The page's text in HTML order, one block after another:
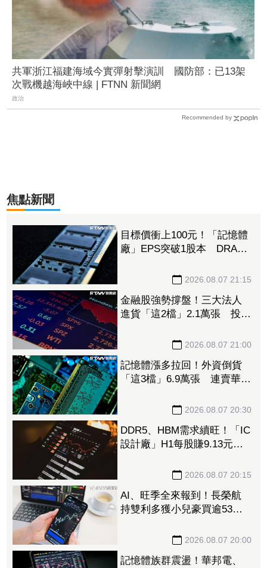
共軍浙江福建海域今實彈射擊演訓 國防部：已13架
次戰機越海峽中線 | FTNN 新聞網
政治
Recommended by
焦點新聞
目標價衝上100元！「記憶體
廠」EPS突破1股本 DRAM
2026.08.07 21:15
金融股強勢撐盤！三大法人
進貨「這2檔」2.1萬張 投
2026.08.07 21:00
記憶體漲多拉回！外資倒貨
「這3檔」6.9萬張 連賣華邦
2026.08.07 20:30
DDR5、HBM需求續旺！「IC
設計廠」H1每股賺9.13元
2026.08.07 20:15
AI、旺季全來報到！長榮航
持雙利多獲小兒豪買逾53萬
收狂超去年全年也獲青睞
2026.08.07 20:00
記憶體族群震盪！華邦電、